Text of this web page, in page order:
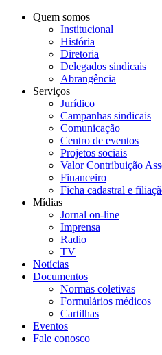
Quem somos
Institucional
História
Diretoria
Delegados sindicais
Abrangência
Serviços
Jurídico
Campanhas sindicais
Comunicação
Centro de eventos
Projetos sociais
Valor Contribuição
Financeiro
Ficha cadastral e
Mídias
Jornal on-line
Imprensa
Radio
TV
Notícias
Documentos
Normas coletivas
Formulários médicos
Cartilhas
Eventos
Fale conosco